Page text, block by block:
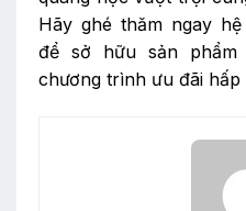
Hãy ghé thăm ngay
để sở hữu sản
chương trình ưu đãi hấp